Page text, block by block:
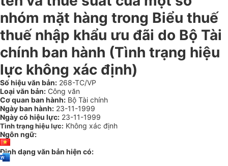
nhóm mặt hàng trong Biểu thuế
thuế nhập khẩu ưu đãi do Bộ Tài
chính ban hành (Tình trạng hiệu
lực không xác định)
Số hiệu văn bản: 268-TC/VP
Loại văn bản: Công văn
Cơ quan ban hành: Bộ Tài chính
Ngày ban hành: 23-11-1999
Ngày có hiệu lực: 23-11-1999
Tình trạng hiệu lực: Không xác định
Ngôn ngữ:
Định dạng văn bản hiện có: